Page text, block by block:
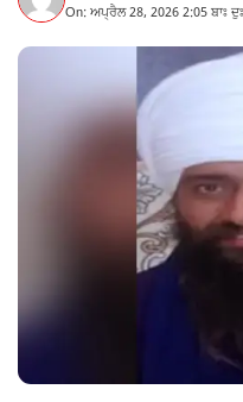
On: ਅਪ੍ਰੈਲ 28, 2026 2:05 ਬਾਃ ਦੁਃ